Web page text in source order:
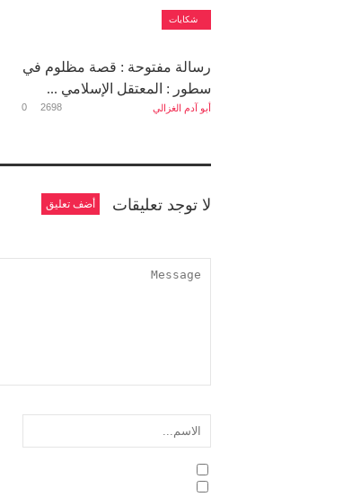
شكايات
رسالة مفتوحة : قصة مظلوم في
سطور : المعتقل الإسلامي ...
أبو آدم الغزالي 2698
0
لا توجد تعليقات أضف تعليق